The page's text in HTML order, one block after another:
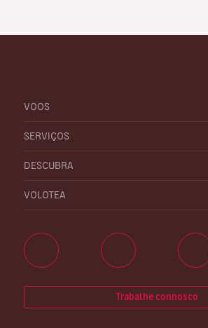
VOOS
SERVIÇOS
DESCUBRA
VOLOTEA
Trabalhe connosco